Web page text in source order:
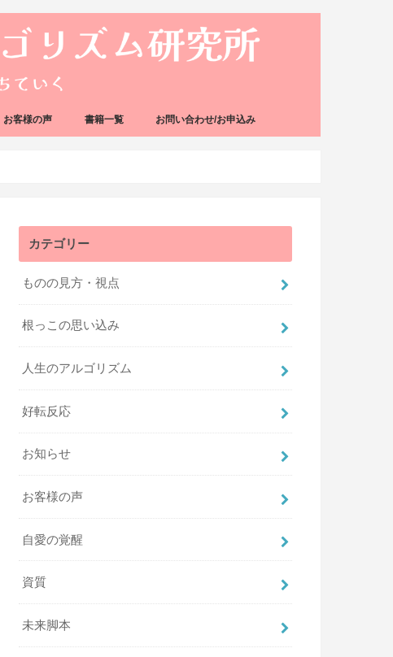
お客様の声 書籍一覧 お問い合わせ/お申込み
カテゴリー
ものの見方・視点
根っこの思い込み
人生のアルゴリズム
好転反応
お知らせ
お客様の声
自愛の覚醒
資質
未来脚本